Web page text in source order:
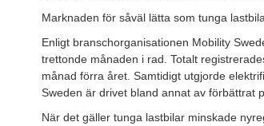
Marknaden för såväl lätta som tunga
Enligt branschorganisationen Mobility
trettonde månaden i rad. Totalt
månad förra året. Samtidigt utgjorde
Sweden är drivet bland annat av förbättrat
När det gäller tunga lastbilar minskade